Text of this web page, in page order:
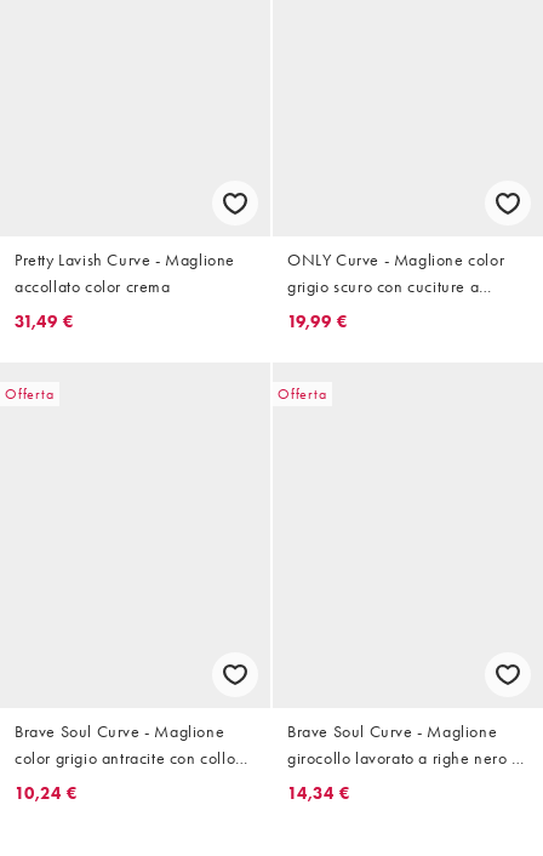
Pretty Lavish Curve - Maglione
accollato color crema
31,49 €
ONLY Curve - Maglione color
grigio scuro con cuciture a
contrasto
19,99 €
Offerta
Brave Soul Curve - Maglione
color grigio antracite con collo
stile polo e maniche ampie
10,24 €
Offerta
Brave Soul Curve - Maglione
girocollo lavorato a righe nero e
bianco
14,34 €